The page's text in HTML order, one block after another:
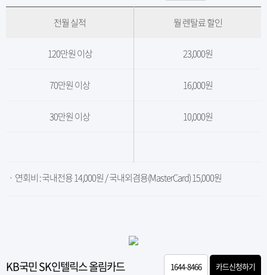
전월 실적 월 렌탈료 할인
120만원 이상 23,000원
70만원 이상 16,000원
30만원 이상 10,000원
ㆍ 연회비 : 국내전용 14,000원 / 국내외겸용(MasterCard) 15,000원
KB국민 SK인텔릭스 올림카드 1644-8466 카드신청하기